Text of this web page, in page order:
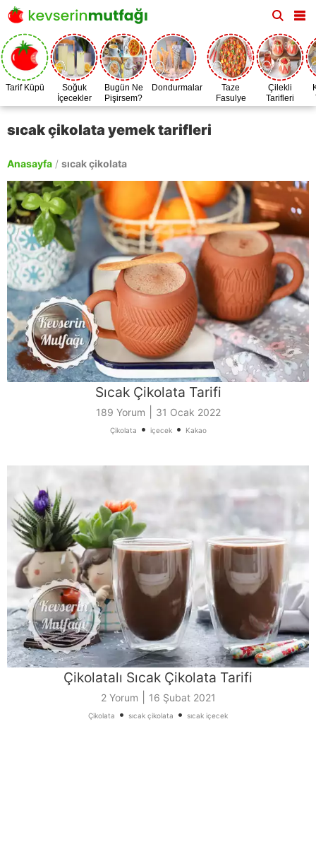
Tarif Küpü
Soğuk
İçecekler
Bugün Ne
Pişirsem?
Dondurmalar
Taze
Fasulye
Zamanı
Çilekli
Tarifleri
sıcak çikolata yemek tarifleri
Anasayfa / sıcak çikolata
Sıcak Çikolata Tarifi
189 Yorum 31 Ocak 2022
Çikolata • içecek• Kakao
Çikolatalı Sıcak Çikolata Tarifi
2 Yorum 16 Şubat 2021
Çikolata • sıcak çikolata • sıcak içecek